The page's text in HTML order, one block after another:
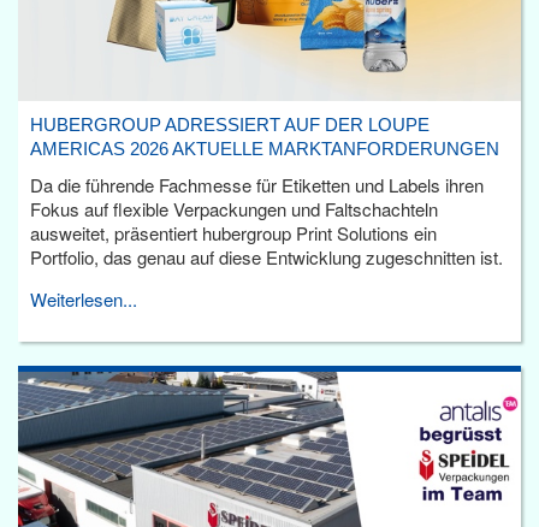
HUBERGROUP ADRESSIERT AUF DER LOUPE
AMERICAS 2026 AKTUELLE MARKTANFORDERUNGEN
Da die führende Fachmesse für Etiketten und Labels ihren
Fokus auf flexible Verpackungen und Faltschachteln
ausweitet, präsentiert hubergroup Print Solutions ein
Portfolio, das genau auf diese Entwicklung zugeschnitten ist.
Weiterlesen...